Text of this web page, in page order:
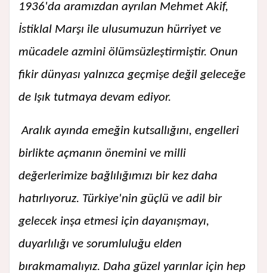
1936'da aramızdan ayrılan Mehmet Akif,
İstiklal Marşı ile ulusumuzun hürriyet ve
mücadele azmini ölümsüzleştirmiştir. Onun
fikir dünyası yalnızca geçmişe değil geleceğe
de Işık tutmaya devam ediyor.
Aralık ayında emeğin kutsallığını, engelleri
birlikte açmanın önemini ve milli
değerlerimize bağlılığımızı bir kez daha
hatırlıyoruz. Türkiye'nin güçlü ve adil bir
gelecek inşa etmesi için dayanışmayı,
duyarlılığı ve sorumluluğu elden
bırakmamalıyız. Daha güzel yarınlar için hep